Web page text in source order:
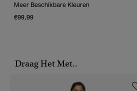
Meer Beschikbare Kleuren
€99,99
Draag Het Met..